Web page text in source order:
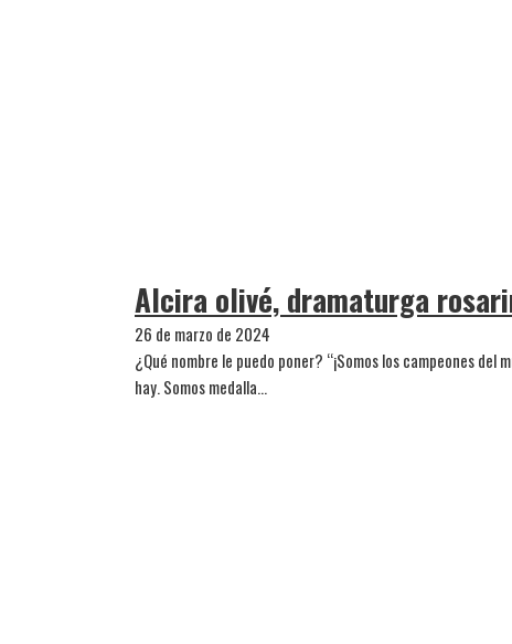
Alcira olivé, dramaturga
26 de marzo de 2024
¿Qué nombre le puedo poner? “¡Somos los campeones del
hay. Somos medalla…